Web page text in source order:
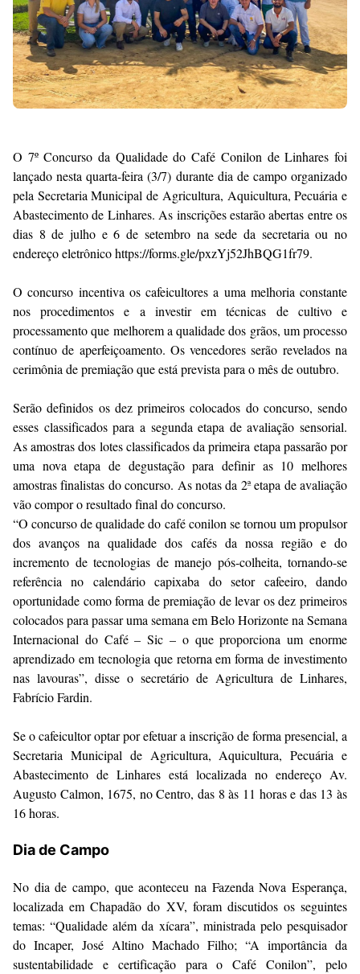
O 7º Concurso da Qualidade do Café Conilon de Linhares foi
lançado nesta quarta-feira (3/7) durante dia de campo organizado
pela Secretaria Municipal de Agricultura, Aquicultura, Pecuária e
Abastecimento de Linhares. As inscrições estarão abertas entre os
dias 8 de julho e 6 de setembro na sede da secretaria ou no
endereço eletrônico https://forms.gle/pxzYj52JhBQG1fr79.
O concurso incentiva os cafeicultores a uma melhoria constante
nos procedimentos e a investir em técnicas de cultivo e
processamento que melhorem a qualidade dos grãos, um processo
contínuo de aperfeiçoamento. Os vencedores serão revelados na
cerimônia de premiação que está prevista para o mês de outubro.
Serão definidos os dez primeiros colocados do concurso, sendo
esses classificados para a segunda etapa de avaliação sensorial.
As amostras dos lotes classificados da primeira etapa passarão por
uma nova etapa de degustação para definir as 10 melhores
amostras finalistas do concurso. As notas da 2ª etapa de avaliação
vão compor o resultado final do concurso.
“O concurso de qualidade do café conilon se tornou um propulsor
dos avanços na qualidade dos cafés da nossa região e do
incremento de tecnologias de manejo pós-colheita, tornando-se
referência no calendário capixaba do setor cafeeiro, dando
oportunidade como forma de premiação de levar os dez primeiros
colocados para passar uma semana em Belo Horizonte na Semana
Internacional do Café – Sic – o que proporciona um enorme
aprendizado em tecnologia que retorna em forma de investimento
nas lavouras”, disse o secretário de Agricultura de Linhares,
Fabrício Fardin.
Se o cafeicultor optar por efetuar a inscrição de forma presencial, a
Secretaria Municipal de Agricultura, Aquicultura, Pecuária e
Abastecimento de Linhares está localizada no endereço Av.
Augusto Calmon, 1675, no Centro, das 8 às 11 horas e das 13 às
16 horas.
Dia de Campo
No dia de campo, que aconteceu na Fazenda Nova Esperança,
localizada em Chapadão do XV, foram discutidos os seguintes
temas: “Qualidade além da xícara”, ministrada pelo pesquisador
do Incaper, José Altino Machado Filho; “A importância da
sustentabilidade e certificação para o Café Conilon”, pelo